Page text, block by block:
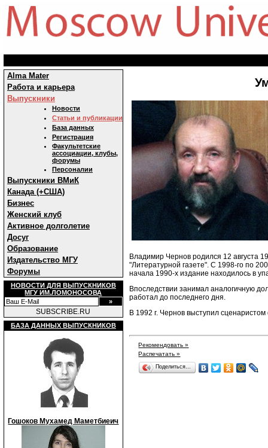
Alma Mater
Работа и карьера
Выпускники
Новости
Статьи и публикации
База данных
Регистрация
Факультетские
ассоциации, клубы,
форумы
Персоналии
Выпускники ВМиК
Канада (+США)
Бизнес
Женский клуб
Активное долголетие
Досуг
Образование
Издательство МГУ
Форумы
НОВОСТИ ДЛЯ ВЫПУСКНИКОВ
МГУ ИМ.ЛОМОНОСОВА
SUBSCRIBE.RU
БАЗА ДАННЫХ ВЫПУСКНИКОВ
Гошоков Мухамед Маметбиеич
Владимир Чернов родился 12 августа
"Литературной газете". С 1998-го по
начала 1990-х издание находилось в
Впоследствии занимал аналогичную
работал до последнего дня.
В 1992 г. Чернов выступил
Рекомендовать »
Распечатать »
Поделиться…